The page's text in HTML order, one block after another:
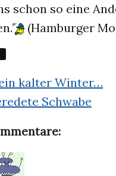
schon so eine
(Hamburger
kalter Winter…
Schwabe